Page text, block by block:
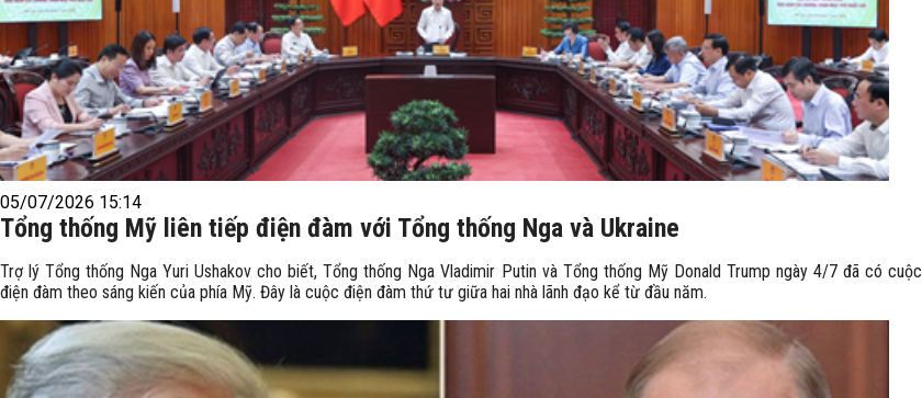
05/07/2026 15:14
Tổng thống Mỹ liên tiếp điện đàm với Tổng thống Nga và Ukraine
Trợ lý Tổng thống Nga Yuri Ushakov cho biết, Tổng thống Nga Vladimir Putin và Tổng thống Mỹ Donald Trump ngày 4/7 đã có cuộc
điện đàm theo sáng kiến của phía Mỹ. Đây là cuộc điện đàm thứ tư giữa hai nhà lãnh đạo kể từ đầu năm.